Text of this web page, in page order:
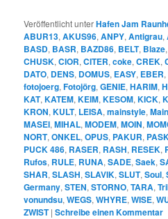
Veröffentlicht unterHafen Jam
ABUR13,AKUS96,ANPY,Antigrau,
BASD, BASR, BAZD86, BELT, Blaze,
CHUSK,CIOR,CITER,coke,CREK,
DATO, DENS, DOMUS, EASY, EBER,
fotojoerg,Fotojörg,GENIE,HARIM,
KAT,KATEM,KEIM,KESOM,KICK,
KRON,KULT, LEISA,mainstyle,
MASEI,MIHAL,MODEM,MOIN,
NORT,ONKEL,OPUS, PAKUR,
PUCK 486, RASER, RASH, RESEK,
Rufos, RULE, RUNA,SADE,Saek,
SHAR,SLASH,SLAVIK,SLUT,Soul,
Germany,STEN,STORNO,TARA,
vonundsu,WEGS,WHYRE,WISE,
ZWIST |Schreibe einen Kommentar